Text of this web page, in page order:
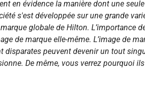
en évidence la manière dont une
s'est développée sur une grande
globale de Hilton. L’importance
de marque elle-même. L’image de
disparates peuvent devenir un tout
De même, vous verrez pourquoi